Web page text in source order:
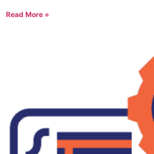
Read More »